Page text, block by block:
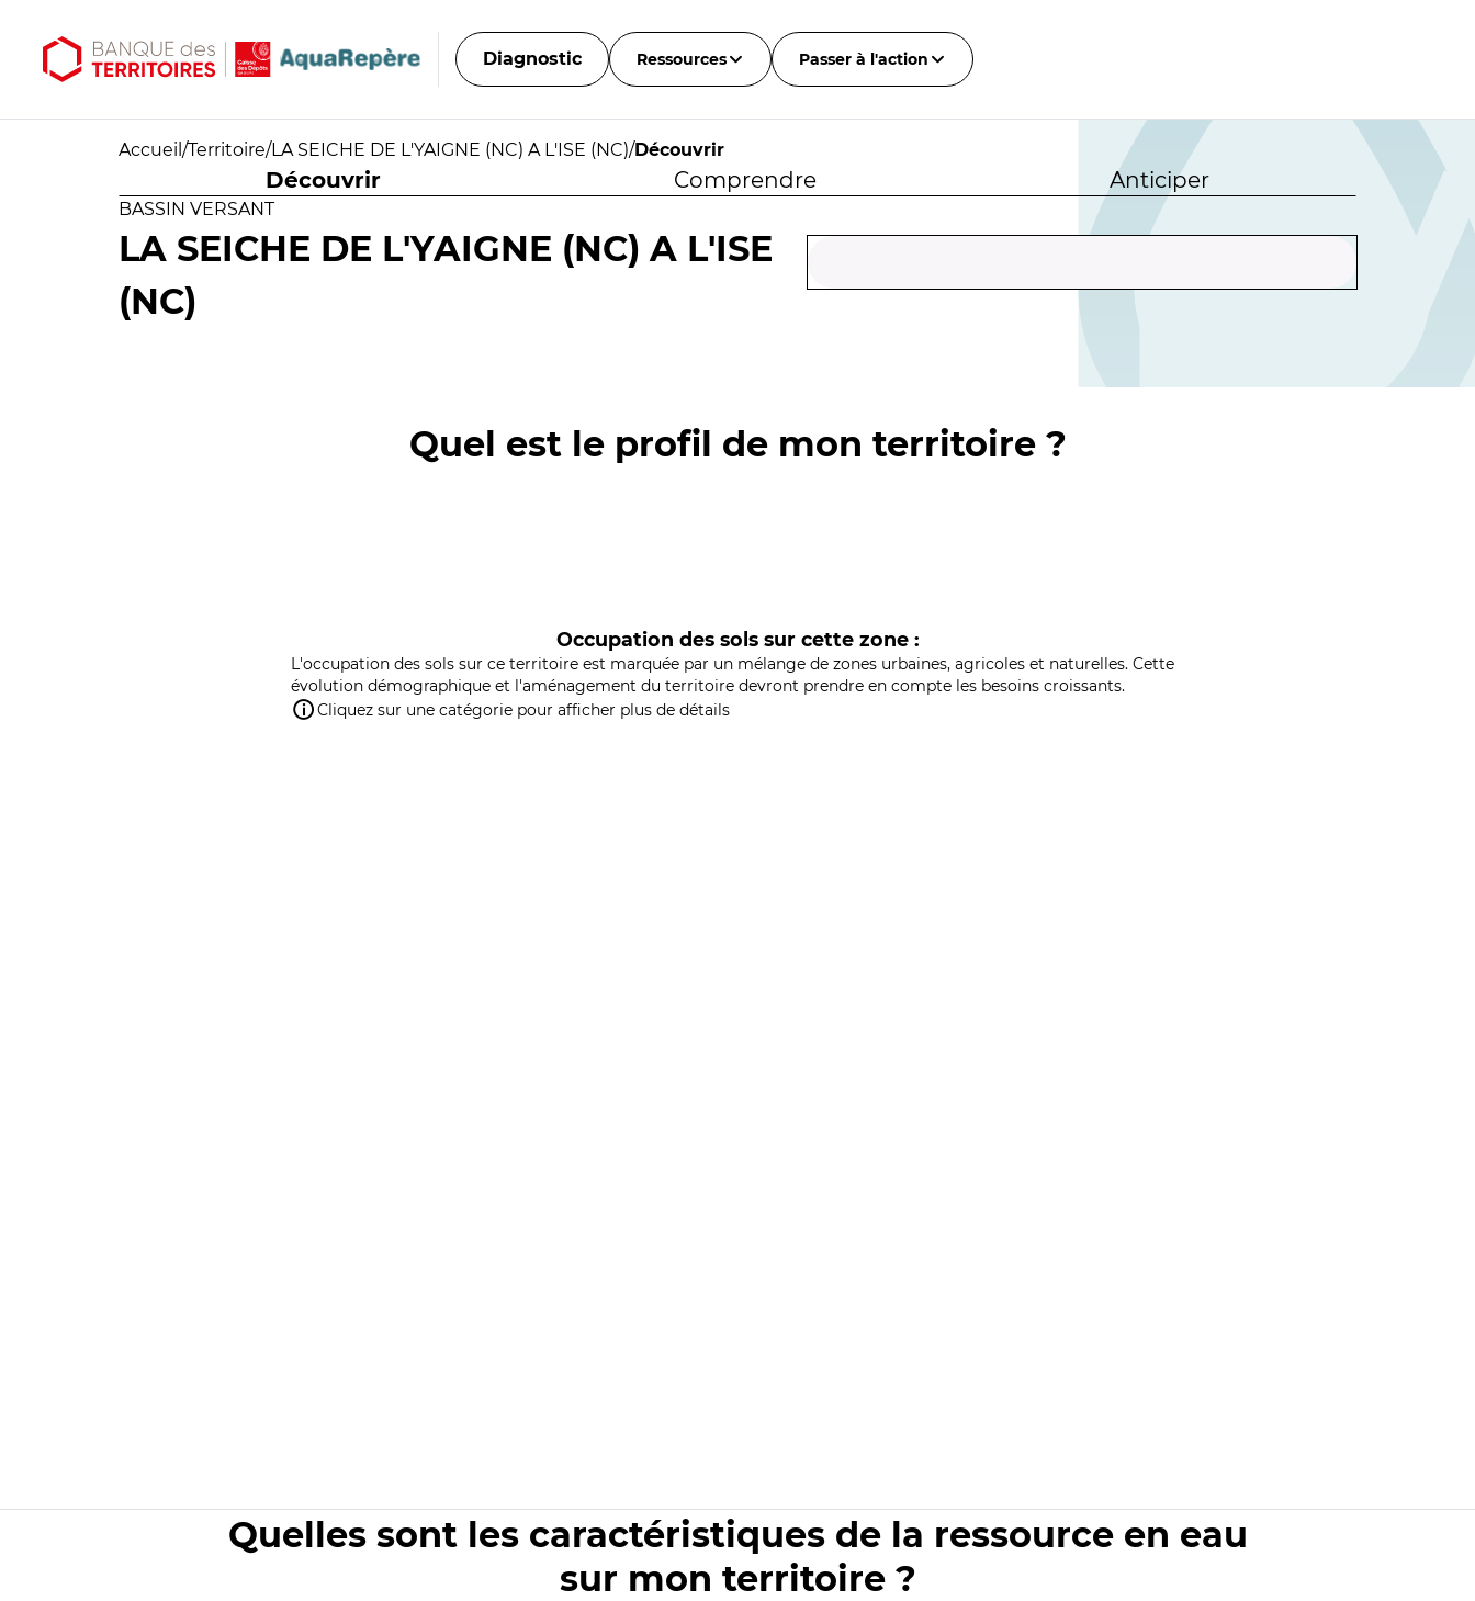
Diagnostic Ressources Passer à l'action
Accueil /Territoire/LA SEICHE DE L'YAIGNE (NC) A L'ISE (NC)/Découvrir
Découvrir Comprendre Anticiper
BASSIN VERSANT
LA SEICHE DE L'YAIGNE (NC) A L'ISE
(NC)
Quel est le profil de mon territoire ?
Occupation des sols sur cette zone :
L'occupation des sols sur ce territoire est marquée par un mélange de zones urbaines, agricoles et naturelles. Cette
évolution démographique et l'aménagement du territoire devront prendre en compte les besoins croissants.
Cliquez sur une catégorie pour afficher plus de détails
Quelles sont les caractéristiques de la ressource en eau
sur mon territoire ?